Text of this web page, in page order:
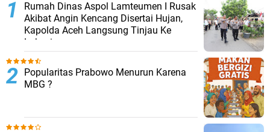
Rumah Dinas Aspol Lamteumen I Rusak
Akibat Angin Kencang Disertai Hujan,
Kapolda Aceh Langsung Tinjau Ke
Lokasi
Popularitas Prabowo Menurun Karena
MBG ?